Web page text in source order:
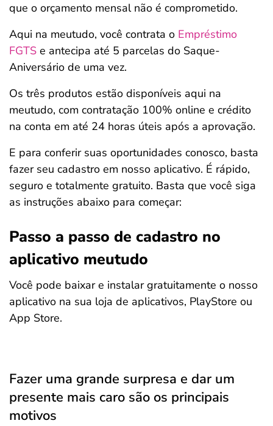
que o orçamento mensal não é comprometido.
Aqui na meutudo, você contrata o Empréstimo
FGTS e antecipa até 5 parcelas do Saque-
Aniversário de uma vez.
Os três produtos estão disponíveis aqui na
meutudo, com contratação 100% online e crédito
na conta em até 24 horas úteis após a aprovação.
E para conferir suas oportunidades conosco, basta
fazer seu cadastro em nosso aplicativo. É rápido,
seguro e totalmente gratuito. Basta que você siga
as instruções abaixo para começar:
Passo a passo de cadastro no
aplicativo meutudo
Você pode baixar e instalar gratuitamente o nosso
aplicativo na sua loja de aplicativos, PlayStore ou
App Store.
Fazer uma grande surpresa e dar um
presente mais caro são os principais
motivos